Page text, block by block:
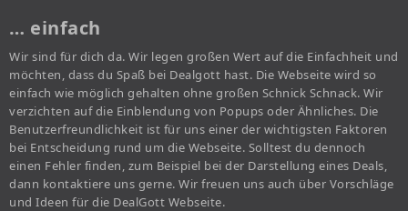
… einfach
Wir sind für dich da. Wir legen großen Wert auf die Einfachheit und
möchten, dass du Spaß bei Dealgott hast. Die Webseite wird so
einfach wie möglich gehalten ohne großen Schnick Schnack. Wir
verzichten auf die Einblendung von Popups oder Ähnliches. Die
Benutzerfreundlichkeit ist für uns einer der wichtigsten Faktoren
bei Entscheidung rund um die Webseite. Solltest du dennoch
einen Fehler finden, zum Beispiel bei der Darstellung eines Deals,
dann kontaktiere uns gerne. Wir freuen uns auch über Vorschläge
und Ideen für die DealGott Webseite.